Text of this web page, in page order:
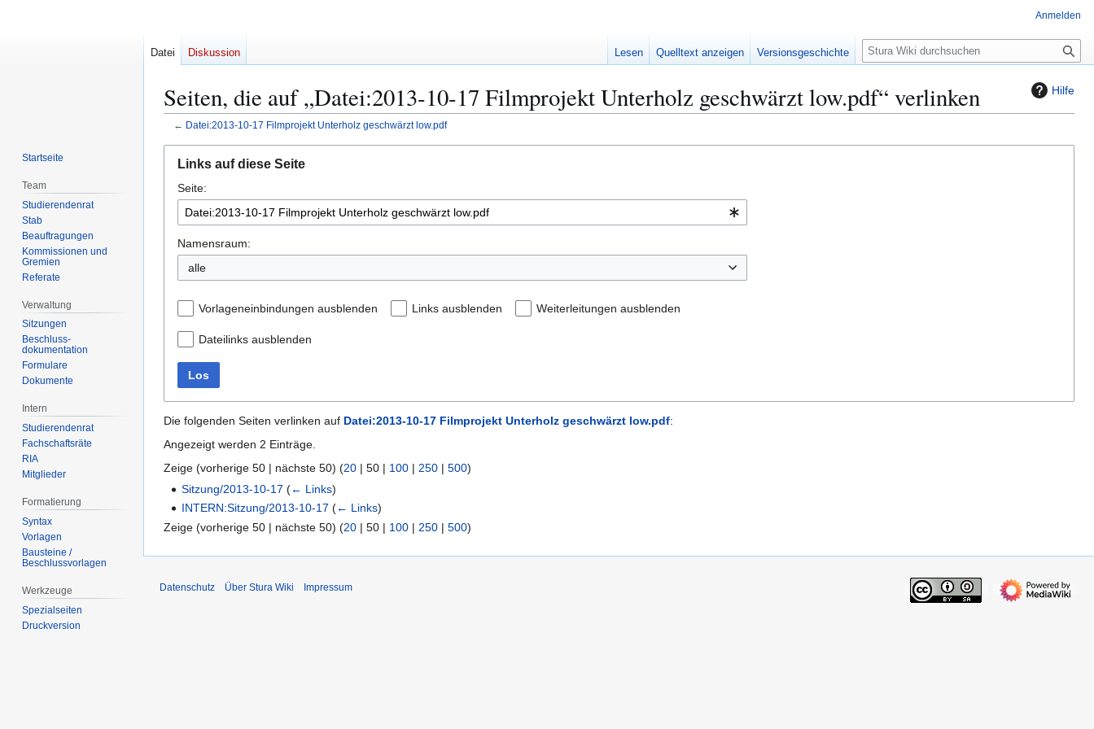
Hilfe
Seiten, die auf „Datei:2013-10-17 Filmprojekt Unterholz geschwärzt low.pdf“ verlinken
← Datei:2013-10-17 Filmprojekt Unterholz geschwärzt low.pdf
Navigation
springen
Suche
springen
Links auf diese Seite
Seite:
Namensraum:
alle
Vorlageneinbindungen ausblenden Links ausblenden Weiterleitungen ausblenden
Dateilinks ausblenden
Los
Die folgenden Seiten verlinken auf Datei:2013-10-17 Filmprojekt Unterholz geschwärzt low.pdf:
Angezeigt werden 2 Einträge.
Zeige (vorherige 50 | nächste 50) (20 | 50 | 100 | 250 | 500)
Sitzung/2013-10-17 (← Links)
INTERN:Sitzung/2013-10-17 (← Links)
Zeige (vorherige 50 | nächste 50) (20 | 50 | 100 | 250 | 500)
Anmelden
Datei Diskussion Lesen Quelltext anzeigen Versionsgeschichte
S
u
h
e
Startseite
Team
Studierendenrat
Stab
Beauftragungen
Kommissionen und
Gremien
Referate
Verwaltung
Sitzungen
Beschluss-
dokumentation
Formulare
Dokumente
Intern
Studierendenrat
Fachschaftsräte
RIA
Mitglieder
Formatierung
Syntax
Vorlagen
Bausteine /
Beschlussvorlagen
Werkzeuge
Spezialseiten
Druckversion
Datenschutz Über Stura Wiki Impressum